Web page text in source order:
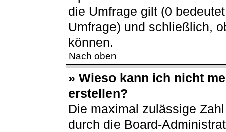
die Umfrage gilt (0
Umfrage) und schließlich,
können.
Nach oben
» Wieso kann ich nicht
erstellen?
Die maximal zulässige
durch die Board-